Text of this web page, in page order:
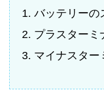
バッテリーの
プラスターミ
マイナスター